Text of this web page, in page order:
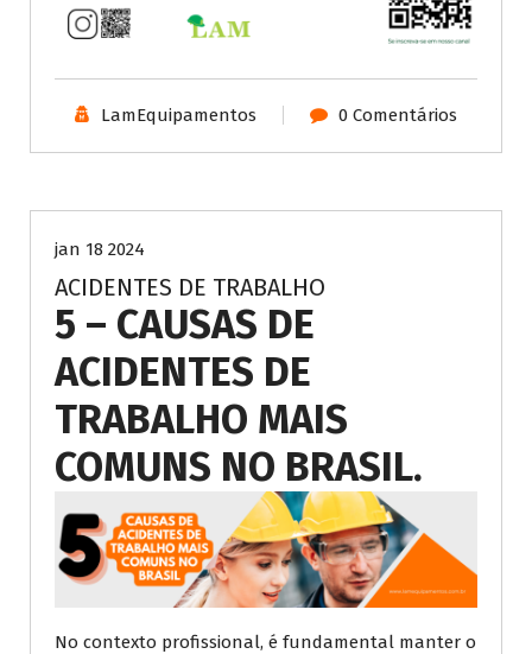
LamEquipamentos 0 Comentários
jan 18 2024
ACIDENTES DE TRABALHO
5 – CAUSAS DE
ACIDENTES DE
TRABALHO MAIS
COMUNS NO BRASIL.
No contexto profissional, é fundamental manter o